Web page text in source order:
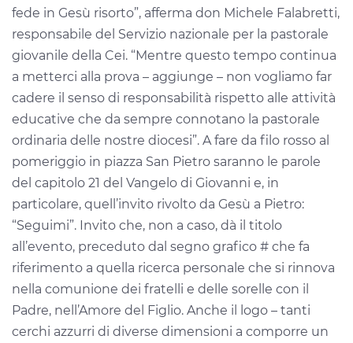
fede in Gesù risorto”, afferma don Michele Falabretti,
responsabile del Servizio nazionale per la pastorale
giovanile della Cei. “Mentre questo tempo continua
a metterci alla prova – aggiunge – non vogliamo far
cadere il senso di responsabilità rispetto alle attività
educative che da sempre connotano la pastorale
ordinaria delle nostre diocesi”. A fare da filo rosso al
pomeriggio in piazza San Pietro saranno le parole
del capitolo 21 del Vangelo di Giovanni e, in
particolare, quell’invito rivolto da Gesù a Pietro:
“Seguimi”. Invito che, non a caso, dà il titolo
all’evento, preceduto dal segno grafico # che fa
riferimento a quella ricerca personale che si rinnova
nella comunione dei fratelli e delle sorelle con il
Padre, nell’Amore del Figlio. Anche il logo – tanti
cerchi azzurri di diverse dimensioni a comporre un